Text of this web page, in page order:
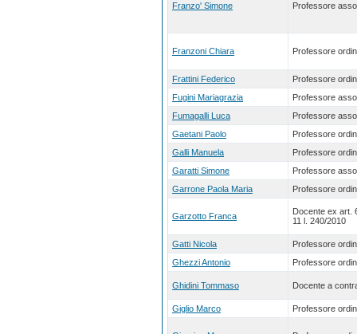
Franzo' Simone Professore
Franzoni Chiara Professore
Frattini Federico
Professore
Fugini Mariagrazia
Professore
Fumagalli Luca
Professore
Gaetani Paolo
Professore
Galli Manuela
Professore
Garatti Simone
Professore
Garrone Paola Maria
Professore
Garzotto Franca
Docente ex art.
11 l. 240/2010
Gatti Nicola
Professore
Ghezzi Antonio
Professore
Ghidini Tommaso Docente a
Giglio Marco Professore